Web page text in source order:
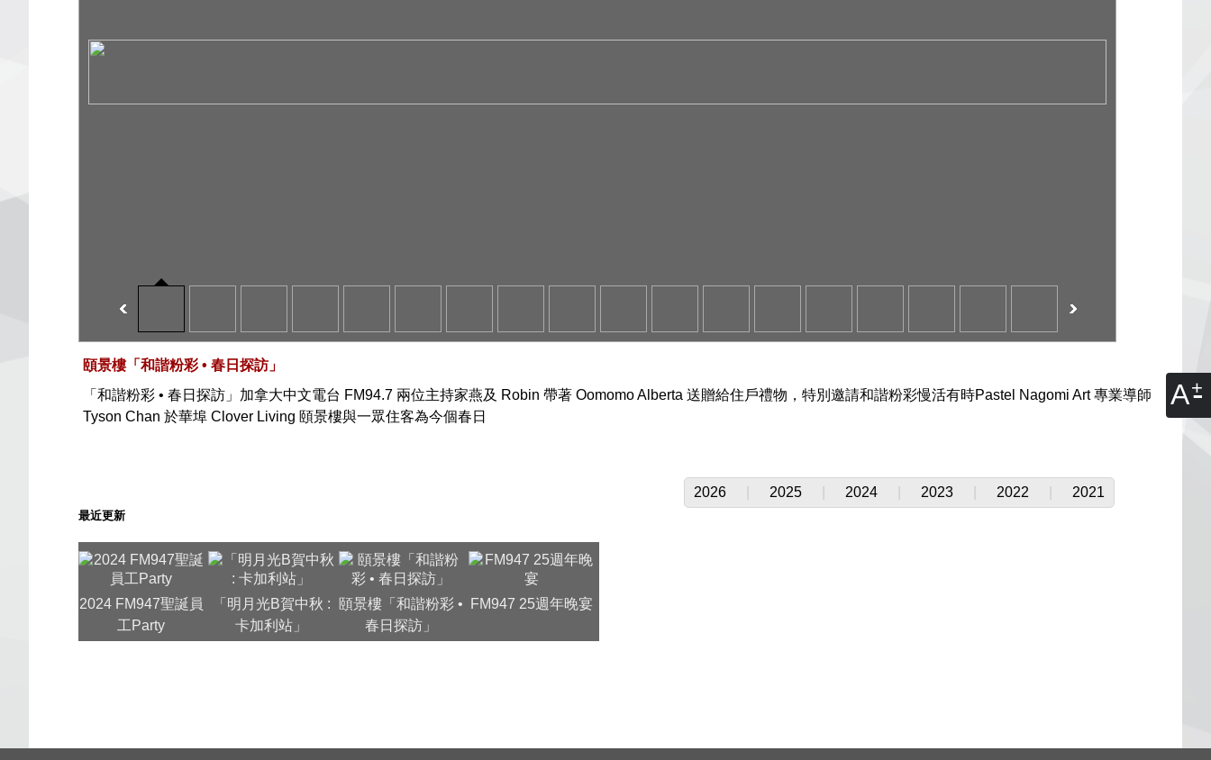
A
頤景樓「和諧粉彩 • 春日探訪」
「和諧粉彩 • 春日探訪」加拿大中文電台 FM94.7 兩位主持家燕及 Robin 帶著 Oomomo Alberta 送贈給住戶禮物，特別邀請和諧粉彩慢活有時Pastel Nagomi Art 專業導師
Tyson Chan 於華埠 Clover Living 頤景樓與一眾住客為今個春日
2026 2025 2024 2023 2022 2021
最近更新
2024 FM947聖誕員
工Party
「明月光B賀中秋 :
卡加利站」
頤景樓「和諧粉彩 •
春日探訪」
FM947 25週年晚宴